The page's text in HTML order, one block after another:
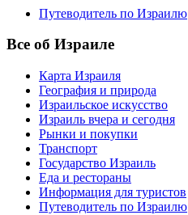
Путеводитель по Израилю
Все об Израиле
Карта Израиля
География и природа
Израильское искусство
Израиль вчера и сегодня
Рынки и покупки
Транспорт
Государство Израиль
Еда и рестораны
Информация для туристов
Путеводитель по Израилю